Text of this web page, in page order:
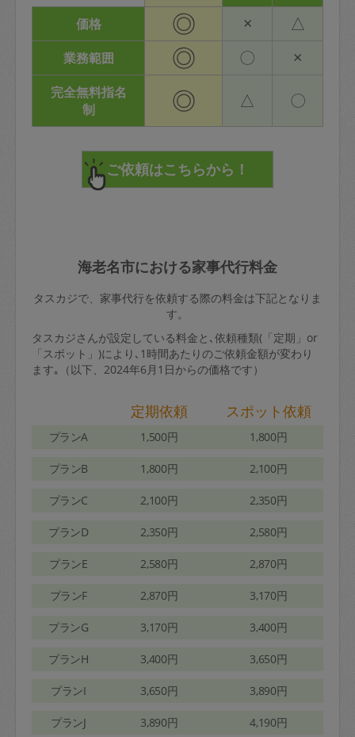
価格
◎ × △
業務範囲 ◎ 〇 ×
完全無料指名
制
◎ △ 〇
海老名市における家事代行料金
タスカジで、家事代行を依頼する際の料金は下記となりま
す。
タスカジさんが設定している料金と､依頼種類(「定期」or
「スポット」)により､1時間あたりのご依頼金額が変わり
ます｡（以下、2024年6月1日からの価格です）
定期依頼 スポット依頼
プランA 1,500円 1,800円
プランB 1,800円 2,100円
プランC 2,100円 2,350円
プランD 2,350円 2,580円
プランE 2,580円 2,870円
プランF 2,870円 3,170円
プランG 3,170円 3,400円
プランH 3,400円 3,650円
プランI 3,650円 3,890円
プランJ 3,890円 4,190円